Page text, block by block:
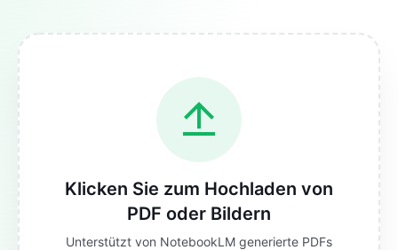
Klicken Sie zum Hochladen von
PDF oder Bildern
Unterstützt von NotebookLM generierte PDFs